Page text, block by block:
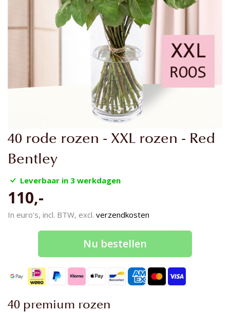
40 rode rozen - XXL rozen - Red
Bentley
Leverbaar in 3 werkdagen
110,-
In euro's, incl. BTW, excl. verzendkosten
Nu bestellen
40 premium rozen
Ga
naar
het
van
de
afbeeldingen-
gallerij